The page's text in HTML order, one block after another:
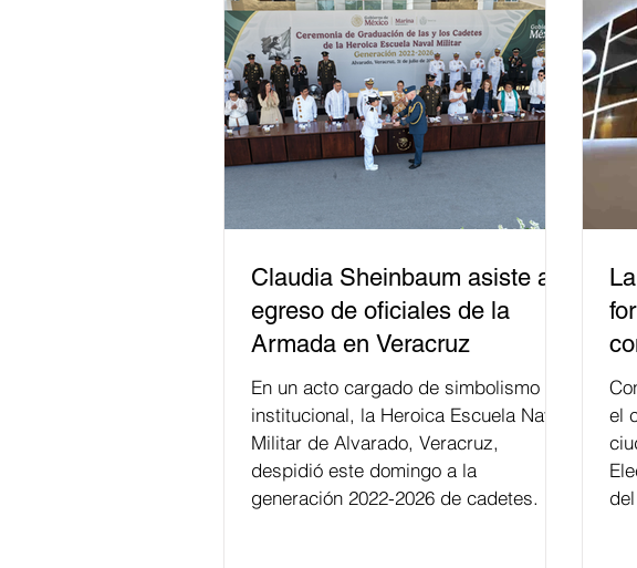
Claudia Sheinbaum asiste a
egreso de oficiales de la
Armada en Veracruz
En un acto cargado de simbolismo
institucional, la Heroica Escuela Naval
Militar de Alvarado, Veracruz,
despidió este domingo a la
generación 2022-2026 de cadetes.
el